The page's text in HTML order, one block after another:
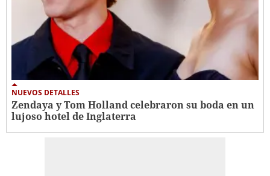
NUEVOS DETALLES
Zendaya y Tom Holland celebraron su boda en un
lujoso hotel de Inglaterra